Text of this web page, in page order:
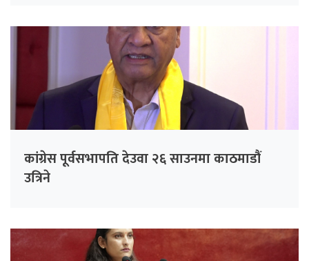
कांग्रेस पूर्वसभापति देउवा २६ साउनमा काठमाडौं
उत्रिने